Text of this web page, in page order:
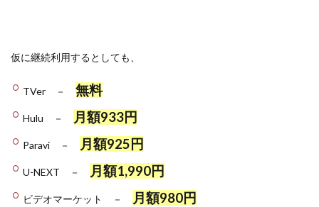
仮に継続利用するとしても、
TVer － 無料
Hulu － 月額933円
Paravi － 月額925円
U-NEXT － 月額1,990円
ビデオマーケット － 月額980円